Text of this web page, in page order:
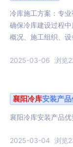
冷库施工方案：专
确保冷库建设过程
概况、施工组织、
2025-03-06 浏览
襄阳冷库安装产
襄阳冷库安装产品
2025-03-04 浏览